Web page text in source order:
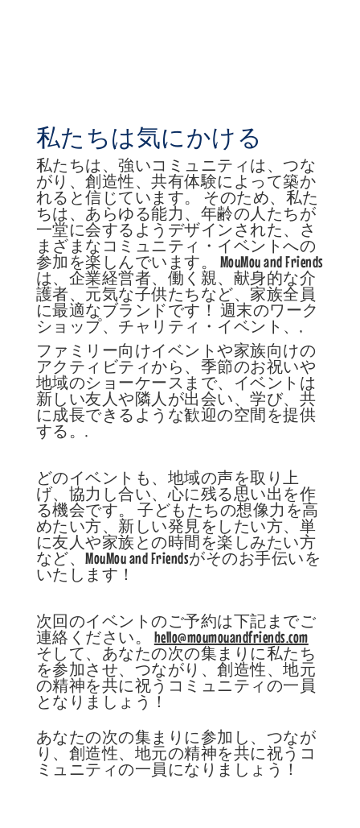
私たちは気にかける
私たちは、強いコミュニティは、つな
がり、創造性、共有体験によって築か
れると信じています。 そのため、私た
ちは、あらゆる能力、年齢の人たちが
一堂に会するようデザインされた、さ
まざまなコミュニティ・イベントへの
参加を楽しんでいます。 MouMou and Friends
は、企業経営者、働く親、献身的な介
護者、元気な子供たちなど、家族全員
に最適なブランドです！ 週末のワーク
ショップ、チャリティ・イベント、,
ファミリー向けイベントや家族向けの
アクティビティから、季節のお祝いや
地域のショーケースまで、イベントは
新しい友人や隣人が出会い、学び、共
に成長できるような歓迎の空間を提供
する。.
どのイベントも、地域の声を取り上
げ、協力し合い、心に残る思い出を作
る機会です。 子どもたちの想像力を高
めたい方、新しい発見をしたい方、単
に友人や家族との時間を楽しみたい方
など、MouMou and Friendsがそのお手伝いを
いたします！
次回のイベントのご予約は下記までご
連絡ください。 hello@moumouandfriends.com
そして、あなたの次の集まりに私たち
を参加させ、つながり、創造性、地元
の精神を共に祝うコミュニティの一員
となりましょう！
あなたの次の集まりに参加し、つなが
り、創造性、地元の精神を共に祝うコ
ミュニティの一員になりましょう！